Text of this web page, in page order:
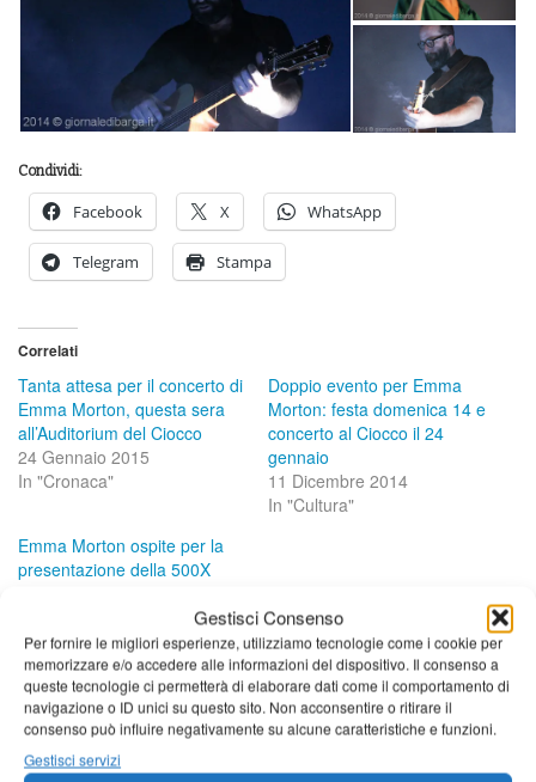
Gestisci Consenso
Per fornire le migliori esperienze, utilizziamo tecnologie come i cookie per
memorizzare e/o accedere alle informazioni del dispositivo. Il consenso a
queste tecnologie ci permetterà di elaborare dati come il comportamento di
navigazione o ID unici su questo sito. Non acconsentire o ritirare il
consenso può influire negativamente su alcune caratteristiche e funzioni.
Gestisci servizi
Condividi:
Facebook X WhatsApp
Telegram Stampa
Correlati
Tanta attesa per il concerto di
Emma Morton, questa sera
all’Auditorium del Ciocco
24 Gennaio 2015
In "Cronaca"
Doppio evento per Emma
Morton: festa domenica 14 e
concerto al Ciocco il 24
gennaio
11 Dicembre 2014
In "Cultura"
Emma Morton ospite per la
presentazione della 500X
Tag:camilla,the angry penguins,ciocco, renaissance ,concerto
factor, luca giovacchini,emma morton, unplugged d'autore
Lascia per primo un commento